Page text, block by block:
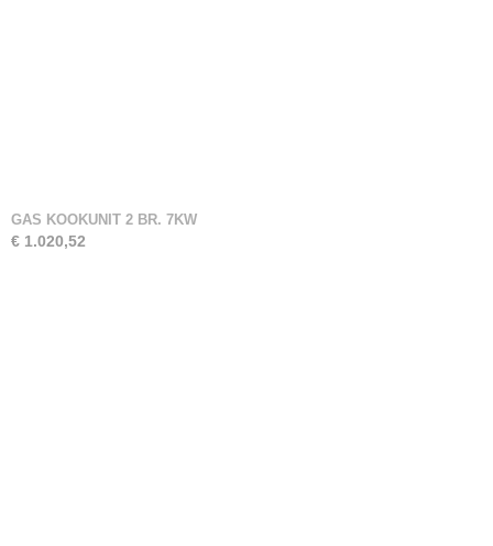
GAS KOOKUNIT 2 BR. 7KW
€ 1.020,52